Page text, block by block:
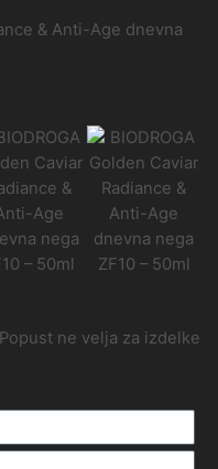
ne velja za izdelke